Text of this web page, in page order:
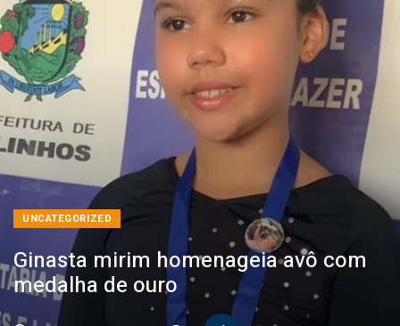
UNCATEGORIZED
Ginasta mirim homenageia avô com
medalha de ouro